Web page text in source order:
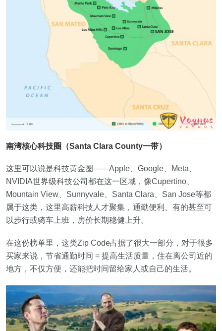
南湾核心科技圈（Santa Clara County一带）
这里可以说是科技黄金圈——Apple、Google、Meta、
NVIDIA世界级科技公司都在这一区域，像Cupertino、
Mountain View、Sunnyvale、Santa Clara、San Jose等都
属于这类，这里高薪科技人才聚集，通勤便利、有的甚至可
以步行或骑车上班，房价长期稳健上升。
在这份榜单里，这类Zip Code占据了很大一部分，对于很多
买家来说，节省通勤时间 = 提高生活质量，住在离公司近的
地方，不仅方便，还能把时间留给家人或自己的生活。